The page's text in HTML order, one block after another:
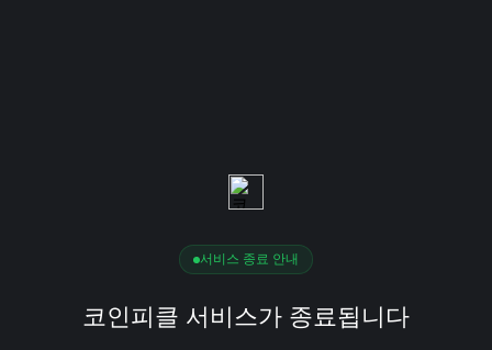
서비스 종료 안내
코인피클 서비스가 종료됩니다